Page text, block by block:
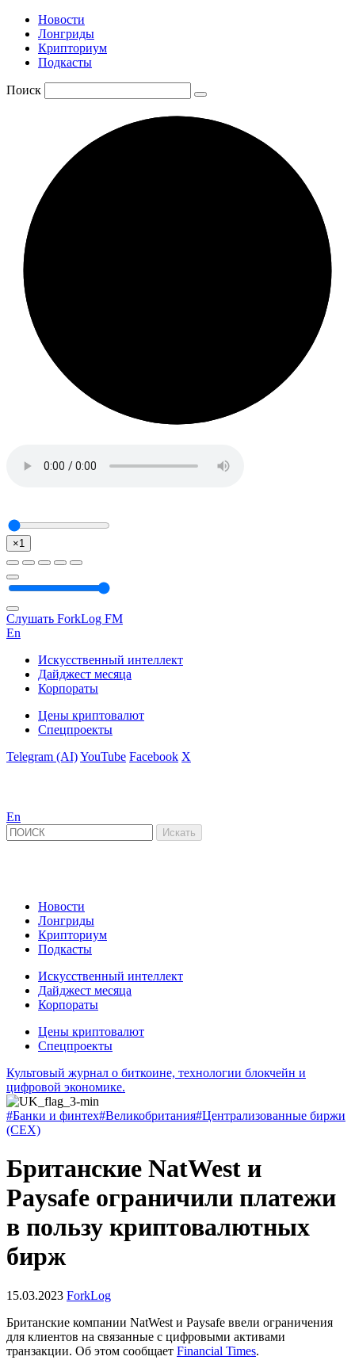
Новости
Лонгриды
Крипториум
Подкасты
Поиск
×1
Слушать ForkLog FM
En
Искусственный интеллект
Дайджест месяца
Корпораты
Цены криптовалют
Спецпроекты
Telegram (AI)YouTube Facebook X
En
Новости
Лонгриды
Крипториум
Подкасты
Искусственный интеллект
Дайджест месяца
Корпораты
Цены криптовалют
Спецпроекты
Культовый журнал о биткоине, технологии блокчейн и
цифровой экономике.
#Банки и финтех#Великобритания#Централизованные биржи
(CEX)
Британские NatWest и
Paysafe ограничили платежи
в пользу криптовалютных
бирж
15.03.2023 ForkLog
Британские компании NatWest и Paysafe ввели ограничения
для клиентов на связанные с цифровыми активами
транзакции. Об этом сообщает Financial Times.